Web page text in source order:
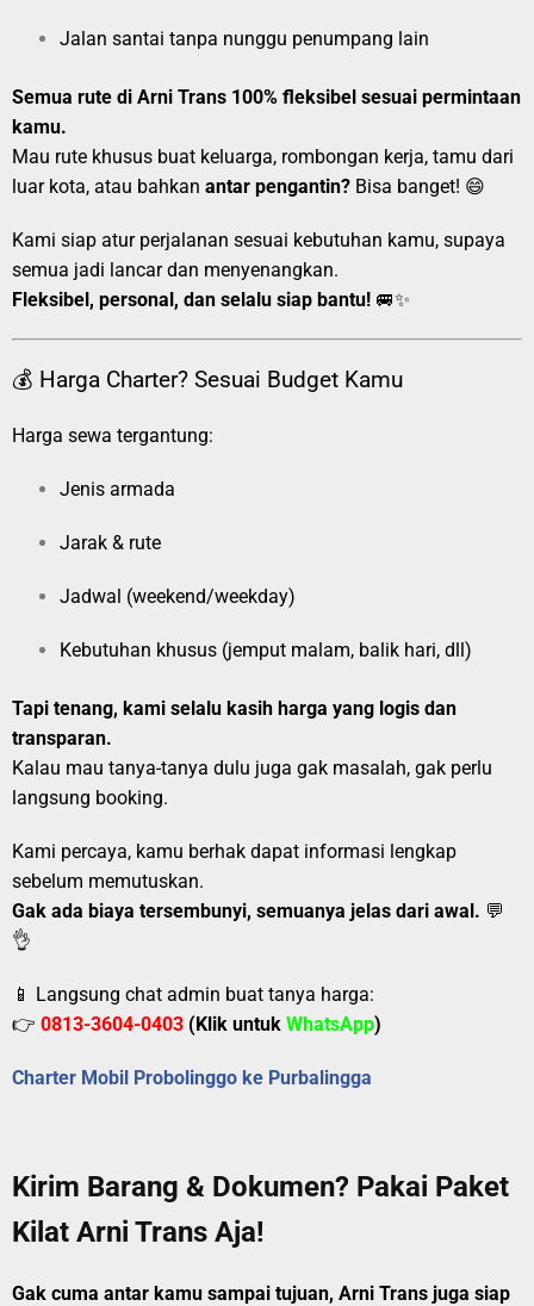
Jalan santai tanpa nunggu penumpang lain
Semua rute di Arni Trans 100% fleksibel sesuai permintaan
kamu.
Mau rute khusus buat keluarga, rombongan kerja, tamu dari
luar kota, atau bahkan antar pengantin? Bisa banget! 😄
Kami siap atur perjalanan sesuai kebutuhan kamu, supaya
semua jadi lancar dan menyenangkan.
Fleksibel, personal, dan selalu siap bantu! 🚐✨
💰 Harga Charter? Sesuai Budget Kamu
Harga sewa tergantung:
Jenis armada
Jarak & rute
Jadwal (weekend/weekday)
Kebutuhan khusus (jemput malam, balik hari, dll)
Tapi tenang, kami selalu kasih harga yang logis dan
transparan.
Kalau mau tanya-tanya dulu juga gak masalah, gak perlu
langsung booking.
Kami percaya, kamu berhak dapat informasi lengkap
sebelum memutuskan.
Gak ada biaya tersembunyi, semuanya jelas dari awal. 💬
👌
📱 Langsung chat admin buat tanya harga:
👉 0813-3604-0403 (Klik untuk WhatsApp)
Charter Mobil Probolinggo ke Purbalingga
Kirim Barang & Dokumen? Pakai Paket
Kilat Arni Trans Aja!
Gak cuma antar kamu sampai tujuan, Arni Trans juga siap